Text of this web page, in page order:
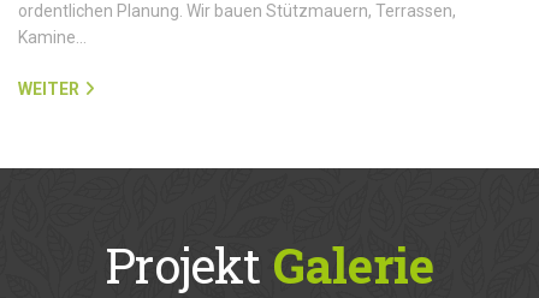
ordentlichen Planung. Wir bauen Stützmauern, Terrassen,
Kamine…
WEITER
Projekt Galerie